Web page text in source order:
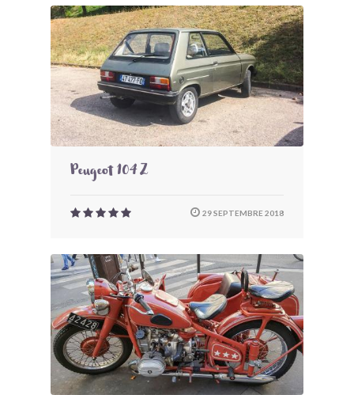
Peugeot 104 Z
29 SEPTEMBRE 2018